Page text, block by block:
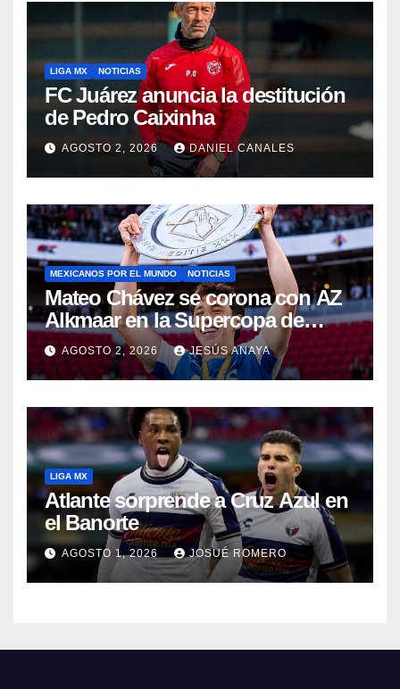
LIGA MX NOTICIAS
FC Juárez anuncia la destitución
de Pedro Caixinha
AGOSTO 2, 2026 DANIEL CANALES
MEXICANOS POR EL MUNDO NOTICIAS
Mateo Chávez se corona con AZ
Alkmaar en la Supercopa de
Países Bajos
AGOSTO 2, 2026 JESÚS ANAYA
LIGA MX
Atlante sorprende a Cruz Azul en
el Banorte
AGOSTO 1, 2026 JOSUÉ ROMERO